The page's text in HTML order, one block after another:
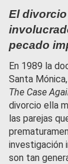
El
pecado
En 1989 la
Santa
The Case
divorcio ella
las parejas
investigación
son tan